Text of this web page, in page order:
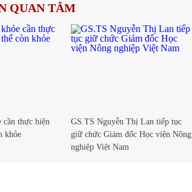
QUAN TÂM
cần thực hiện
khỏe
GS.TS Nguyễn Thị Lan tiếp tục
giữ chức Giám đốc Học viện Nông
nghiệp Việt Nam